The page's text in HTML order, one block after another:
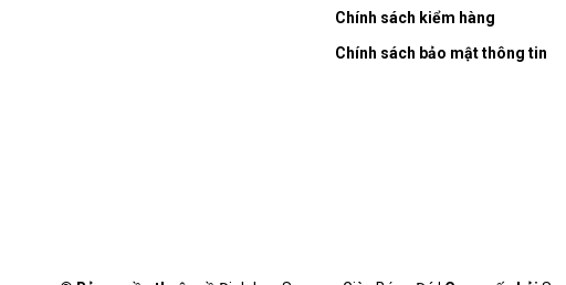
Chính sách kiểm hàng
Chính sách bảo mật thông tin